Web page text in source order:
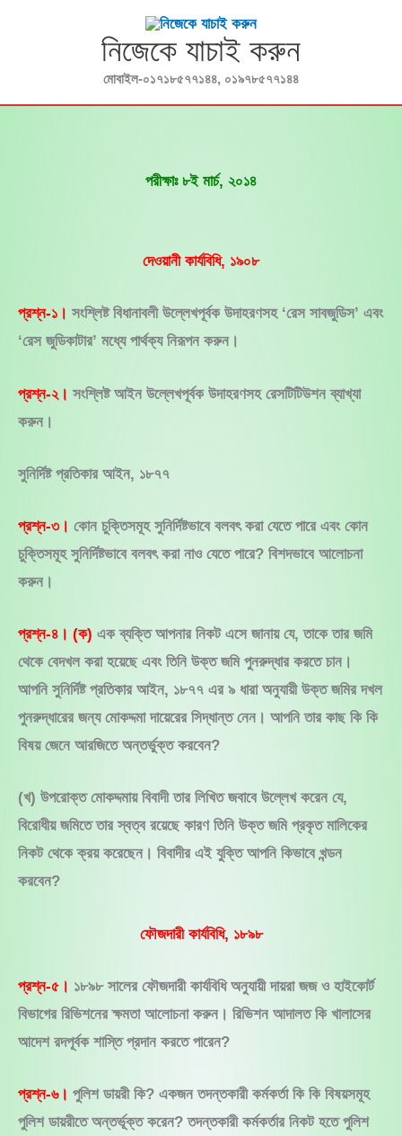
নিজেকে যাচাই করুন
মোবাইল-০১৭১৮৫৭৭১৪৪, ০১৯৭৮৫৭৭১৪৪
পরীক্ষাঃ ৮ই মার্চ, ২০১৪
দেওয়ানী কার্যবিধি, ১৯০৮
প্রশ্ন-১। সংশ্লিষ্ট বিধানাবলী উল্লেখপূর্বক উদাহরণসহ ‘রেস সাবজুডিস’ এবং
‘রেস জুডিকাটার’ মধ্যে পার্থক্য নিরূপন করুন।
প্রশ্ন-২। সংশ্লিষ্ট আইন উল্লেখপূর্বক উদাহরণসহ রেসটিটিউশন ব্যাখ্যা
করুন।
সুনির্দিষ্ট প্রতিকার আইন, ১৮৭৭
প্রশ্ন-৩। কোন চুক্তিসমূহ সুনির্দিষ্টভাবে বলবৎ করা যেতে পারে এবং কোন
চুক্তিসমূহ সুনির্দিষ্টভাবে বলবৎ করা নাও যেতে পারে? বিশদভাবে আলোচনা
করুন।
প্রশ্ন-৪। (ক) এক ব্যক্তি আপনার নিকট এসে জানায় যে, তাকে তার জমি
থেকে বেদখল করা হয়েছে এবং তিনি উক্ত জমি পুনরুদ্ধার করতে চান।
আপনি সুনির্দিষ্ট প্রতিকার আইন, ১৮৭৭ এর ৯ ধারা অনুযায়ী উক্ত জমির দখল
পুনরুদ্ধারের জন্য মোকদ্দমা দায়েরের সিদ্ধান্ত নেন। আপনি তার কাছ কি কি
বিষয় জেনে আরজিতে অন্তর্ভুক্ত করবেন?
(খ) উপরোক্ত মোকদ্দমায় বিবাদী তার লিখিত জবাবে উল্লেখ করেন যে,
বিরোধীয় জমিতে তার স্বত্ব রয়েছে কারণ তিনি উক্ত জমি প্রকৃত মালিকের
নিকট থেকে ক্রয় করেছেন। বিবাদীর এই যুক্তি আপনি কিভাবে খন্ডন
করবেন?
ফৌজদারী কার্যবিধি, ১৮৯৮
প্রশ্ন-৫। ১৮৯৮ সালের ফৌজদারী কার্যবিধি অনুযায়ী দায়রা জজ ও হাইকোর্ট
বিভাগের রিভিশনের ক্ষমতা আলোচনা করুন। রিভিশন আদালত কি খালাসের
আদেশ রদপূর্বক শাস্তি প্রদান করতে পারেন?
প্রশ্ন-৬। পুলিশ ডায়রী কি? একজন তদন্তকারী কর্মকর্তা কি কি বিষয়সমূহ
পুলিশ ডায়রীতে অন্তর্ভূক্ত করেন? তদন্তকারী কর্মকর্তার নিকট হতে পুলিশ